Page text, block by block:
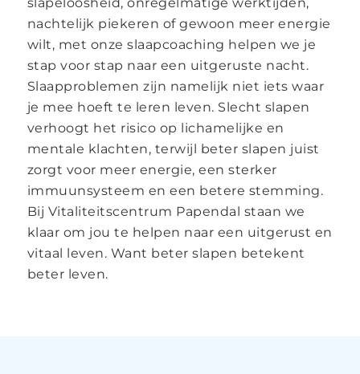
nachtelijk piekeren of gewoon meer energie
wilt, met onze slaapcoaching helpen we je
stap voor stap naar een uitgeruste nacht.
Slaapproblemen zijn namelijk niet iets waar
je mee hoeft te leren leven. Slecht slapen
verhoogt het risico op lichamelijke en
mentale klachten, terwijl beter slapen juist
zorgt voor meer energie, een sterker
immuunsysteem en een betere stemming.
Bij Vitaliteitscentrum Papendal staan we
klaar om jou te helpen naar een uitgerust en
vitaal leven. Want beter slapen betekent
beter leven.